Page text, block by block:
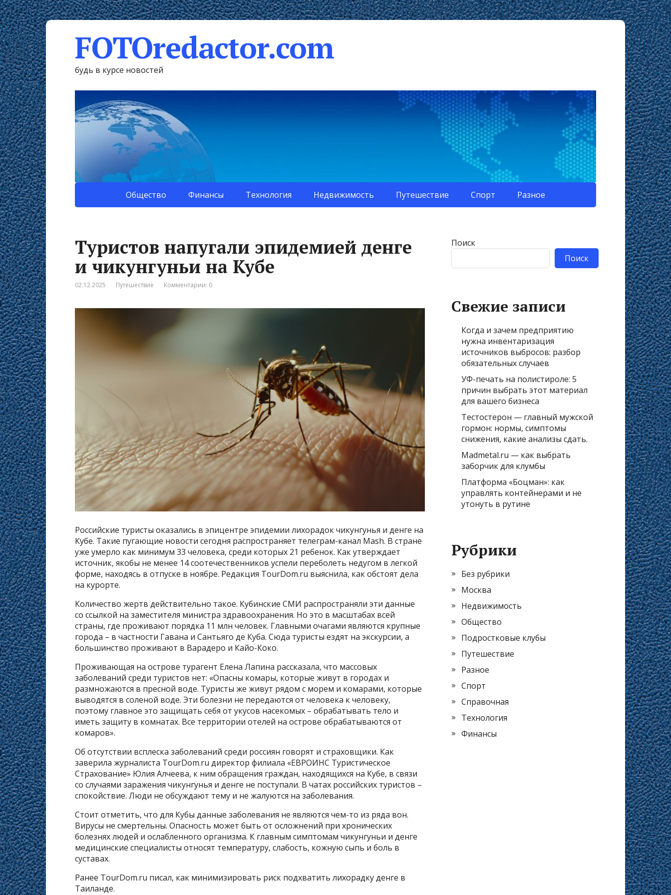
FOTOredactor.com
будь в курсе новостей
Общество Финансы Технология Недвижимость Путешествие Спорт Разное
Туристов напугали эпидемией денге
и чикунгуньи на Кубе
02.12.2025 Путешествие Комментарии: 0
Российские туристы оказались в эпицентре эпидемии лихорадок чикунгунья и денге на
Кубе. Такие пугающие новости сегодня распространяет телеграм-канал Mash. В стране
уже умерло как минимум 33 человека, среди которых 21 ребенок. Как утверждает
источник, якобы не менее 14 соотечественников успели переболеть недугом в легкой
форме, находясь в отпуске в ноябре. Редакция TourDom.ru выяснила, как обстоят дела
на курорте.
Количество жертв действительно такое. Кубинские СМИ распространяли эти данные
со ссылкой на заместителя министра здравоохранения. Но это в масштабах всей
страны, где проживают порядка 11 млн человек. Главными очагами являются крупные
города – в частности Гавана и Сантьяго де Куба. Сюда туристы ездят на экскурсии, а
большинство проживают в Варадеро и Кайо-Коко.
Проживающая на острове турагент Елена Лапина рассказала, что массовых
заболеваний среди туристов нет: «Опасны комары, которые живут в городах и
размножаются в пресной воде. Туристы же живут рядом с морем и комарами, которые
выводятся в соленой воде. Эти болезни не передаются от человека к человеку,
поэтому главное это защищать себя от укусов насекомых – обрабатывать тело и
иметь защиту в комнатах. Все территории отелей на острове обрабатываются от
комаров».
Об отсутствии всплеска заболеваний среди россиян говорят и страховщики. Как
заверила журналиста TourDom.ru директор филиала «ЕВРОИНС Туристическое
Страхование» Юлия Алчеева, к ним обращения граждан, находящихся на Кубе, в связи
со случаями заражения чикунгунья и денге не поступали. В чатах российских туристов –
спокойствие. Люди не обсуждают тему и не жалуются на заболевания.
Стоит отметить, что для Кубы данные заболевания не являются чем-то из ряда вон.
Вирусы не смертельны. Опасность может быть от осложнений при хронических
болезнях людей и ослабленного организма. К главным симптомам чикунгуньи и денге
медицинские специалисты относят температуру, слабость, кожную сыпь и боль в
суставах.
Ранее TourDom.ru писал, как минимизировать риск подхватить лихорадку денге в
Таиланде.
Поиск
Поиск
Свежие записи
Когда и зачем предприятию
нужна инвентаризация
источников выбросов: разбор
обязательных случаев
УФ-печать на полистироле: 5
причин выбрать этот материал
для вашего бизнеса
Тестостерон — главный мужской
гормон: нормы, симптомы
снижения, какие анализы сдать.
Madmetal.ru — как выбрать
заборчик для клумбы
Платформа «Боцман»: как
управлять контейнерами и не
утонуть в рутине
Рубрики
Без рубрики
Москва
Недвижимость
Общество
Подростковые клубы
Путешествие
Разное
Спорт
Справочная
Технология
Финансы